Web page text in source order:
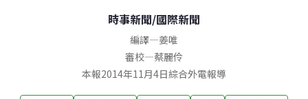
時事新聞/國際新聞
編譯—姜唯
審校—蔡麗伶
本報2014年11月4日綜合外電報導